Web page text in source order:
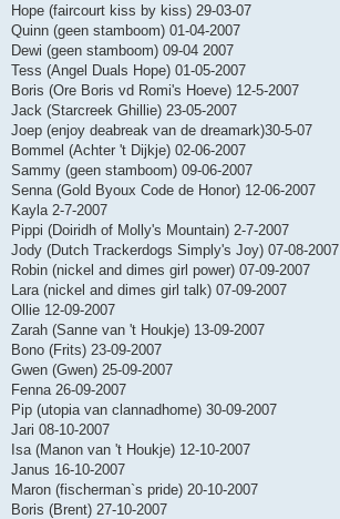
Hope (faircourt kiss by kiss) 29-03-07
Quinn (geen stamboom) 01-04-2007
Dewi (geen stamboom) 09-04 2007
Tess (Angel Duals Hope) 01-05-2007
Boris (Ore Boris vd Romi's Hoeve) 12-5-2007
Jack (Starcreek Ghillie) 23-05-2007
Joep (enjoy deabreak van de dreamark)30-5-07
Bommel (Achter 't Dijkje) 02-06-2007
Sammy (geen stamboom) 09-06-2007
Senna (Gold Byoux Code de Honor) 12-06-2007
Kayla 2-7-2007
Pippi (Doiridh of Molly's Mountain) 2-7-2007
Jody (Dutch Trackerdogs Simply's Joy) 07-08-2007
Robin (nickel and dimes girl power) 07-09-2007
Lara (nickel and dimes girl talk) 07-09-2007
Ollie 12-09-2007
Zarah (Sanne van 't Houkje) 13-09-2007
Bono (Frits) 23-09-2007
Gwen (Gwen) 25-09-2007
Fenna 26-09-2007
Pip (utopia van clannadhome) 30-09-2007
Jari 08-10-2007
Isa (Manon van 't Houkje) 12-10-2007
Janus 16-10-2007
Maron (fischerman`s pride) 20-10-2007
Boris (Brent) 27-10-2007